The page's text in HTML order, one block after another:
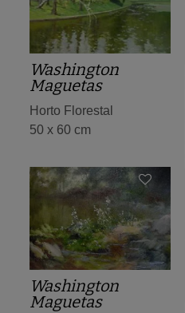
Washington
Maguetas
Horto Florestal
50 x 60 cm
Washington
Maguetas